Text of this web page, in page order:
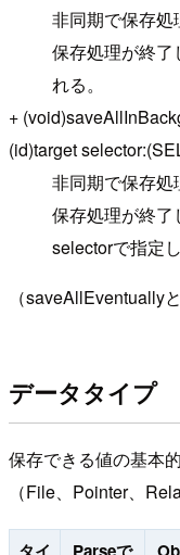
非同期で保存処
保存処理が終了
れる。
+
(id)target
非同期で保存処
保存処理が終
selectorで指定
（saveAllEventually
データタイプ
保存できる値の基本
（File、Pointer、